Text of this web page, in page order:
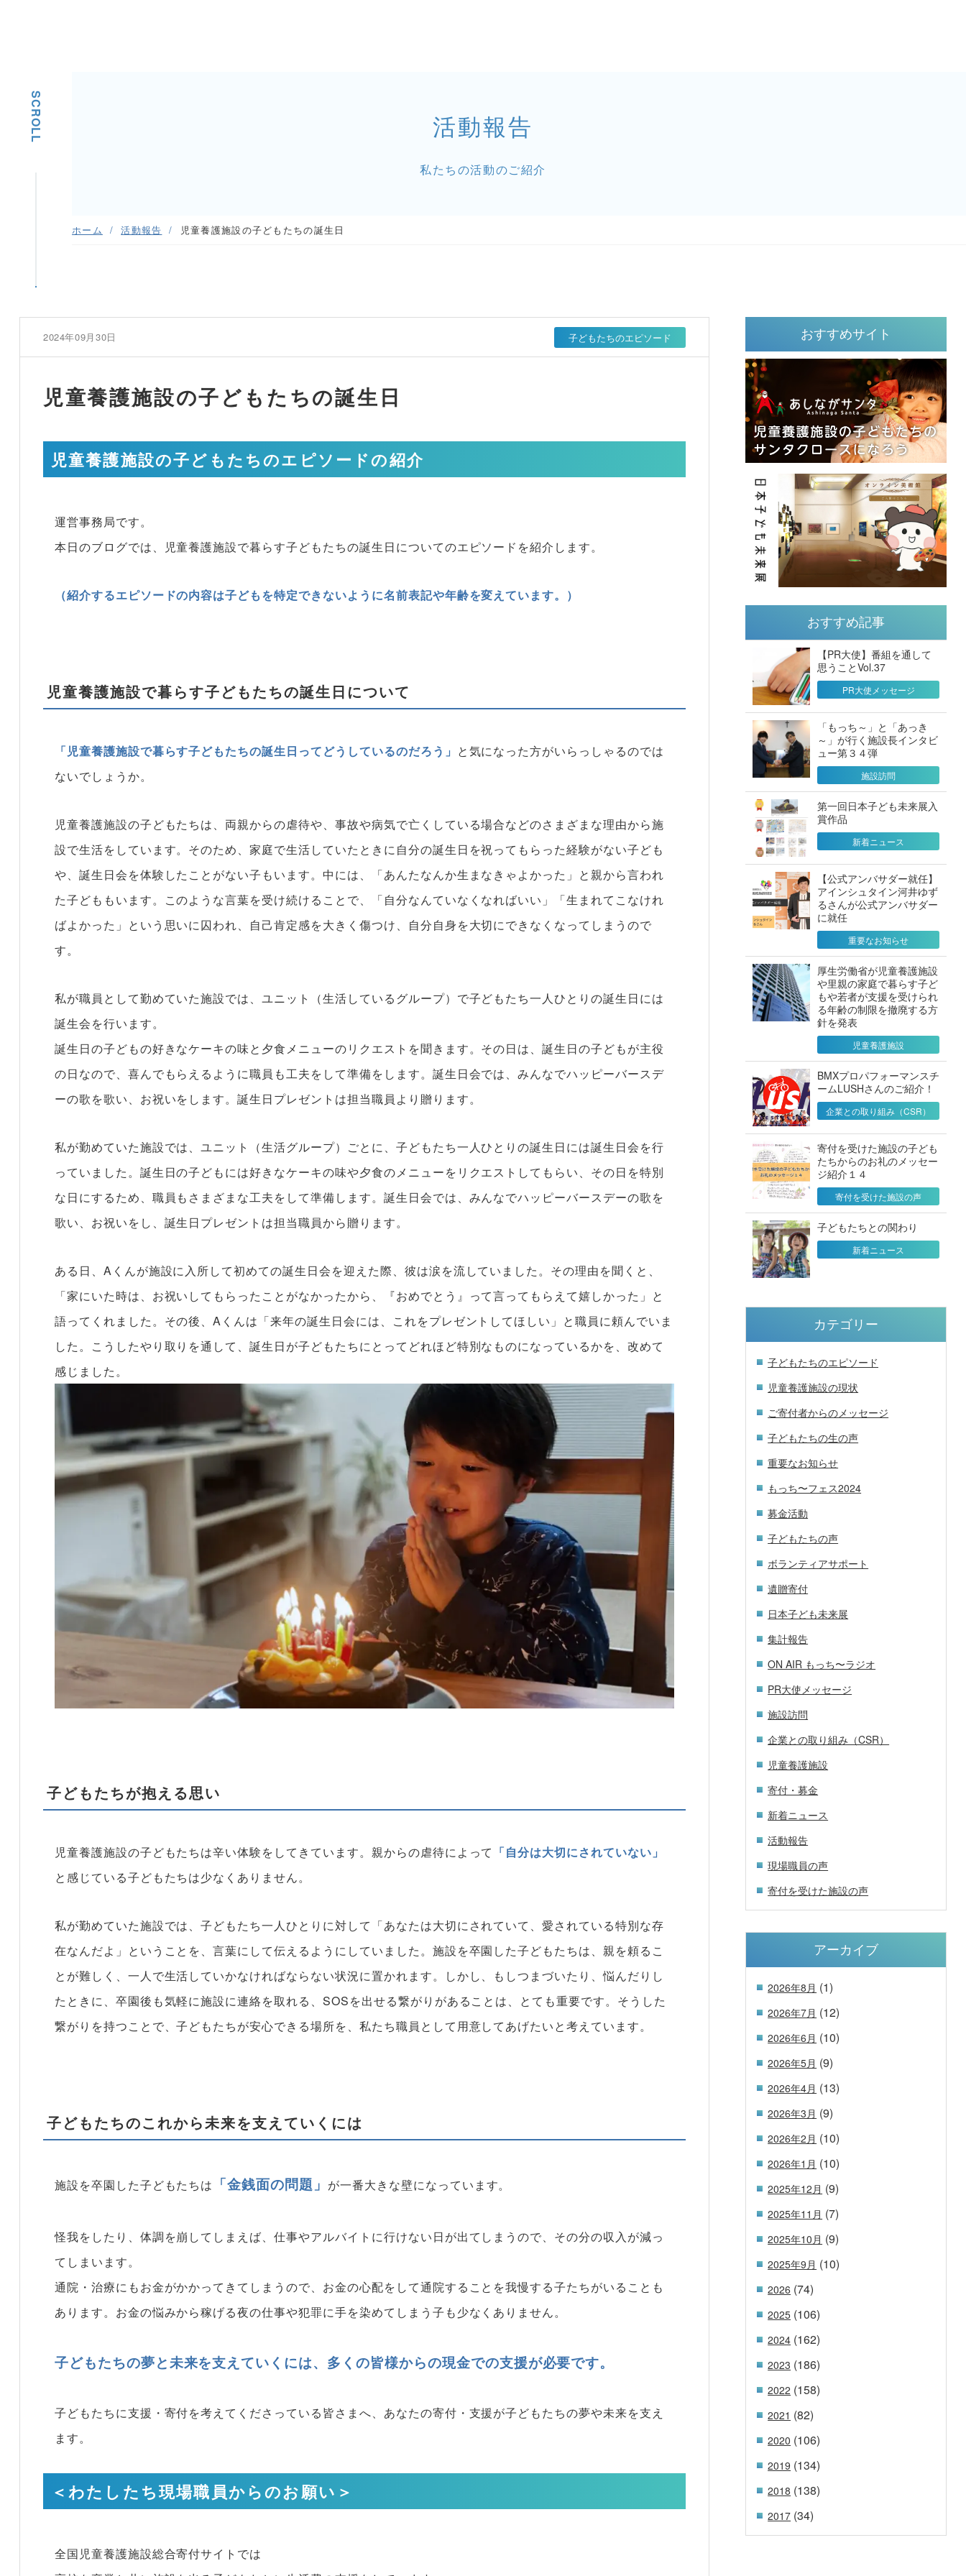
SCROLL 活動報告
私たちの活動のご紹介
ホーム 活動報告 児童養護施設の子どもたちの誕生日
2024年09月30日 子どもたちのエピソード
児童養護施設の子どもたちの誕生日
児童養護施設の子どもたちのエピソードの紹介
運営事務局です。
本日のブログでは、児童養護施設で暮らす子どもたちの誕生日についてのエピソードを紹介します。
（紹介するエピソードの内容は子どもを特定できないように名前表記や年齢を変えています。）
児童養護施設で暮らす子どもたちの誕生日について
「児童養護施設で暮らす子どもたちの誕生日ってどうしているのだろう」 と気になった方がいらっしゃるのでは
ないでしょうか。
児童養護施設の子どもたちは、両親からの虐待や、事故や病気で亡くしている場合などのさまざまな理由から施
設で生活をしています。そのため、家庭で生活していたときに自分の誕生日を祝ってもらった経験がない子ども
や、誕生日会を体験したことがない子もいます。中には、「あんたなんか生まなきゃよかった」と親から言われ
た子どももいます。このような言葉を受け続けることで、「自分なんていなくなればいい」「生まれてこなけれ
ばよかった」という思いに囚われ、自己肯定感を大きく傷つけ、自分自身を大切にできなくなってしまうので
す。
私が職員として勤めていた施設では、ユニット（生活しているグループ）で子どもたち一人ひとりの誕生日には
誕生会を行います。
誕生日の子どもの好きなケーキの味と夕食メニューのリクエストを聞きます。その日は、誕生日の子どもが主役
の日なので、喜んでもらえるように職員も工夫をして準備をします。誕生日会では、みんなでハッピーバースデ
ーの歌を歌い、お祝いをします。誕生日プレゼントは担当職員より贈ります。
私が勤めていた施設では、ユニット（生活グループ）ごとに、子どもたち一人ひとりの誕生日には誕生日会を行
っていました。誕生日の子どもには好きなケーキの味や夕食のメニューをリクエストしてもらい、その日を特別
な日にするため、職員もさまざまな工夫をして準備します。誕生日会では、みんなでハッピーバースデーの歌を
歌い、お祝いをし、誕生日プレゼントは担当職員から贈ります。
ある日、Aくんが施設に入所して初めての誕生日会を迎えた際、彼は涙を流していました。その理由を聞くと、
「家にいた時は、お祝いしてもらったことがなかったから、『おめでとう』って言ってもらえて嬉しかった」と
語ってくれました。その後、Aくんは「来年の誕生日会には、これをプレゼントしてほしい」と職員に頼んでいま
した。こうしたやり取りを通して、誕生日が子どもたちにとってどれほど特別なものになっているかを、改めて
感じました。
子どもたちが抱える思い
児童養護施設の子どもたちは辛い体験をしてきています。親からの虐待によって 「自分は大切にされていない」
と感じている子どもたちは少なくありません。
私が勤めていた施設では、子どもたち一人ひとりに対して「あなたは大切にされていて、愛されている特別な存
在なんだよ」ということを、言葉にして伝えるようにしていました。施設を卒園した子どもたちは、親を頼るこ
とが難しく、一人で生活していかなければならない状況に置かれます。しかし、もしつまづいたり、悩んだりし
たときに、卒園後も気軽に施設に連絡を取れる、SOSを出せる繋がりがあることは、とても重要です。そうした
繋がりを持つことで、子どもたちが安心できる場所を、私たち職員として用意してあげたいと考えています。
子どもたちのこれから未来を支えていくには
施設を卒園した子どもたちは 「金銭面の問題」が一番大きな壁になっています。
怪我をしたり、体調を崩してしまえば、仕事やアルバイトに行けない日が出てしまうので、その分の収入が減っ
てしまいます。
通院・治療にもお金がかかってきてしまうので、お金の心配をして通院することを我慢する子たちがいることも
あります。お金の悩みから稼げる夜の仕事や犯罪に手を染めてしまう子も少なくありません。
子どもたちの夢と未来を支えていくには、多くの皆様からの現金での支援が必要です。
子どもたちに支援・寄付を考えてくださっている皆さまへ、あなたの寄付・支援が子どもたちの夢や未来を支え
ます。
＜わたしたち現場職員からのお願い＞
全国児童養護施設総合寄付サイトでは
おすすめサイト
おすすめ記事
【PR大使】番組を通して
思うことVol.37
PR大使メッセージ
「もっち～」と「あっき
～」が行く施設長インタビ
ュー第３４弾
施設訪問
第一回日本子ども未来展入
賞作品
新着ニュース
【公式アンバサダー就任】
アインシュタイン河井ゆず
るさんが公式アンバサダー
に就任
重要なお知らせ
厚生労働省が児童養護施設
や里親の家庭で暮らす子ど
もや若者が支援を受けられ
る年齢の制限を撤廃する方
針を発表
児童養護施設
BMXプロパフォーマンスチ
ームLUSHさんのご紹介！
企業との取り組み（CSR）
寄付を受けた施設の子ども
たちからのお礼のメッセー
ジ紹介１４
寄付を受けた施設の声
子どもたちとの関わり
新着ニュース
カテゴリー
子どもたちのエピソード
児童養護施設の現状
ご寄付者からのメッセージ
子どもたちの生の声
重要なお知らせ
もっち〜フェス2024
募金活動
子どもたちの声
ボランティアサポート
遺贈寄付
日本子ども未来展
集計報告
ON AIR もっち〜ラジオ
PR大使メッセージ
施設訪問
企業との取り組み（CSR）
児童養護施設
寄付・募金
新着ニュース
活動報告
現場職員の声
寄付を受けた施設の声
アーカイブ
2026年8月 (1)
2026年7月 (12)
2026年6月 (10)
2026年5月 (9)
2026年4月 (13)
2026年3月 (9)
2026年2月 (10)
2026年1月 (10)
2025年12月 (9)
2025年11月 (7)
2025年10月 (9)
2025年9月 (10)
2026 (74)
2025 (106)
2024 (162)
2023 (186)
2022 (158)
2021 (82)
2020 (106)
2019 (134)
2018 (138)
2017 (34)